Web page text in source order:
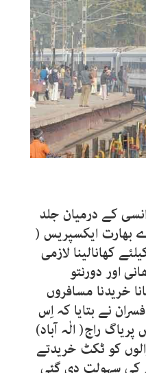
کے درمیان جلد
بھارت ایکسپریس (
کیلئے کھانالینا لازمی
اور دورنتو
خریدنا مسافروں
نے بتایا کہ اِس
راج( الٰہ آباد)
کو ٹکٹ خریدتے